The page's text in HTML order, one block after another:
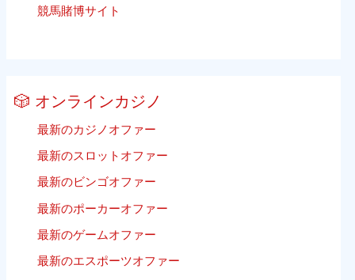
イ
競馬賭博サイト
🎲 オンラインカジノ
最新のカジノオファー
最新のスロットオファー
最新のビンゴオファー
最新のポーカーオファー
最新のゲームオファー
最新のエスポーツオファー